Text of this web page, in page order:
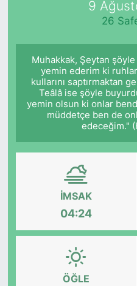
9
26
Muhakkak, Şeytan
yemin ederim ki
kullarını saptırmaktan
Teâlâ ise şöyle
yemin olsun ki onlar
müddetçe ben de
edeceğim."
İMSAK
04:24
ÖĞLE
KÖŞE YAZILARI
KÖŞE YAZILARI
KÜLTÜR SANAT
MAGAZİN
SAĞLIK
SARIYER HABERLERİ
SEKTÖR